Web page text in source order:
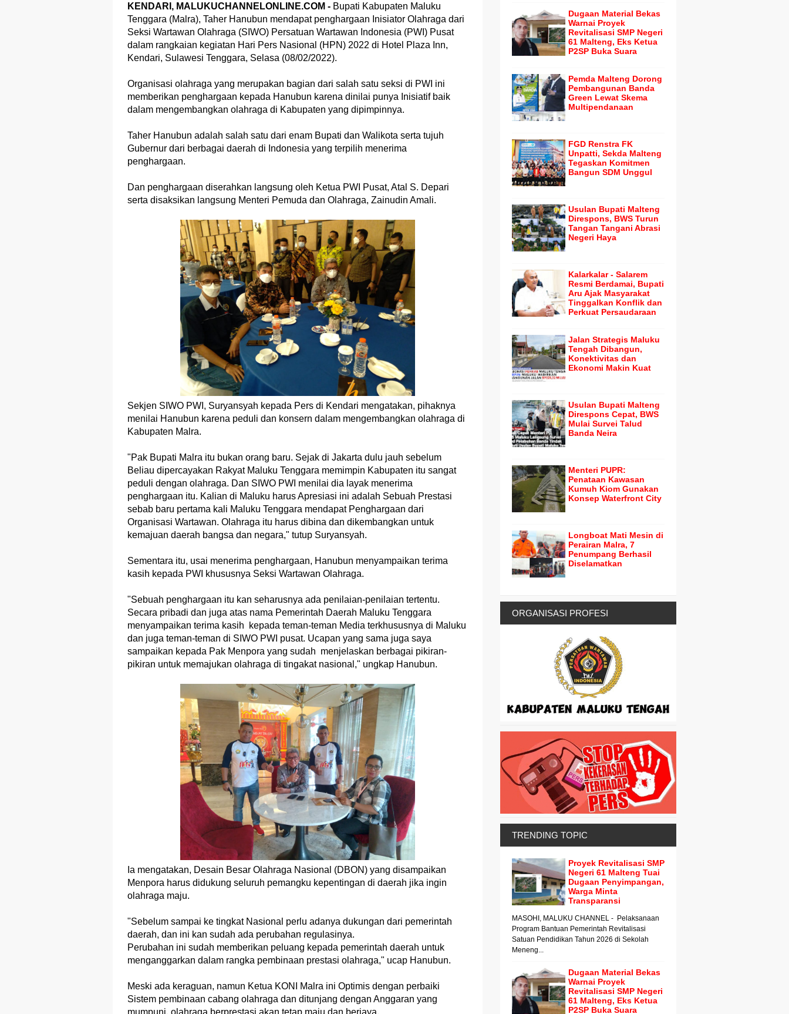
KENDARI, MALUKUCHANNELONLINE.COM - Bupati Kabupaten Maluku
Tenggara (Malra), Taher Hanubun mendapat penghargaan Inisiator Olahraga dari
Seksi Wartawan Olahraga (SIWO) Persatuan Wartawan Indonesia (PWI) Pusat
dalam rangkaian kegiatan Hari Pers Nasional (HPN) 2022 di Hotel Plaza Inn,
Kendari, Sulawesi Tenggara, Selasa (08/02/2022).
Organisasi olahraga yang merupakan bagian dari salah satu seksi di PWI ini
memberikan penghargaan kepada Hanubun karena dinilai punya Inisiatif baik
dalam mengembangkan olahraga di Kabupaten yang dipimpinnya.
Taher Hanubun adalah salah satu dari enam Bupati dan Walikota serta tujuh
Gubernur dari berbagai daerah di Indonesia yang terpilih menerima
penghargaan.
Dan penghargaan diserahkan langsung oleh Ketua PWI Pusat, Atal S. Depari
serta disaksikan langsung Menteri Pemuda dan Olahraga, Zainudin Amali.
Sekjen SIWO PWI, Suryansyah kepada Pers di Kendari mengatakan, pihaknya
menilai Hanubun karena peduli dan konsern dalam mengembangkan olahraga di
Kabupaten Malra.
"Pak Bupati Malra itu bukan orang baru. Sejak di Jakarta dulu jauh sebelum
Beliau dipercayakan Rakyat Maluku Tenggara memimpin Kabupaten itu sangat
peduli dengan olahraga. Dan SIWO PWI menilai dia layak menerima
penghargaan itu. Kalian di Maluku harus Apresiasi ini adalah Sebuah Prestasi
sebab baru pertama kali Maluku Tenggara mendapat Penghargaan dari
Organisasi Wartawan. Olahraga itu harus dibina dan dikembangkan untuk
kemajuan daerah bangsa dan negara," tutup Suryansyah.
Sementara itu, usai menerima penghargaan, Hanubun menyampaikan terima
kasih kepada PWI khususnya Seksi Wartawan Olahraga.
"Sebuah penghargaan itu kan seharusnya ada penilaian-penilaian tertentu.
Secara pribadi dan juga atas nama Pemerintah Daerah Maluku Tenggara
menyampaikan terima kasih kepada teman-teman Media terkhususnya di Maluku
dan juga teman-teman di SIWO PWI pusat. Ucapan yang sama juga saya
sampaikan kepada Pak Menpora yang sudah menjelaskan berbagai pikiran-
pikiran untuk memajukan olahraga di tingakat nasional," ungkap Hanubun.
Ia mengatakan, Desain Besar Olahraga Nasional (DBON) yang disampaikan
Menpora harus didukung seluruh pemangku kepentingan di daerah jika ingin
olahraga maju.
"Sebelum sampai ke tingkat Nasional perlu adanya dukungan dari pemerintah
daerah, dan ini kan sudah ada perubahan regulasinya.
Perubahan ini sudah memberikan peluang kepada pemerintah daerah untuk
menganggarkan dalam rangka pembinaan prestasi olahraga," ucap Hanubun.
Meski ada keraguan, namun Ketua KONI Malra ini Optimis dengan perbaiki
Sistem pembinaan cabang olahraga dan ditunjang dengan Anggaran yang
mumpuni, olahraga berprestasi akan tetap maju dan berjaya.
Dugaan Material Bekas
Warnai Proyek
Revitalisasi SMP Negeri
61 Malteng, Eks Ketua
P2SP Buka Suara
Pemda Malteng Dorong
Pembangunan Banda
Green Lewat Skema
Multipendanaan
FGD Renstra FK
Unpatti, Sekda Malteng
Tegaskan Komitmen
Bangun SDM Unggul
Usulan Bupati Malteng
Direspons, BWS Turun
Tangan Tangani Abrasi
Negeri Haya
Kalarkalar - Salarem
Resmi Berdamai, Bupati
Aru Ajak Masyarakat
Tinggalkan Konflik dan
Perkuat Persaudaraan
Jalan Strategis Maluku
Tengah Dibangun,
Konektivitas dan
Ekonomi Makin Kuat
Usulan Bupati Malteng
Direspons Cepat, BWS
Mulai Survei Talud
Banda Neira
Menteri PUPR:
Penataan Kawasan
Kumuh Kiom Gunakan
Konsep Waterfront City
Longboat Mati Mesin di
Perairan Malra, 7
Penumpang Berhasil
Diselamatkan
ORGANISASI PROFESI
TRENDING TOPIC
Proyek Revitalisasi SMP
Negeri 61 Malteng Tuai
Dugaan Penyimpangan,
Warga Minta
Transparansi
MASOHI, MALUKU CHANNEL - Pelaksanaan
Program Bantuan Pemerintah Revitalisasi
Satuan Pendidikan Tahun 2026 di Sekolah
Meneng...
Dugaan Material Bekas
Warnai Proyek
Revitalisasi SMP Negeri
61 Malteng, Eks Ketua
P2SP Buka Suara